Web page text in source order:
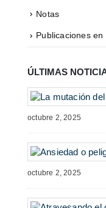
Notas
Publicaciones en
ÚLTIMAS
octubre 2, 2025
octubre 2, 2025